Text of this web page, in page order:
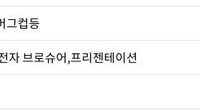
그컵등
자 브로슈어,프리젠테이션